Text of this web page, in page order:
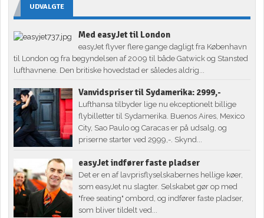
UDVALGTE
Med easyJet til London
easyJet flyver flere gange dagligt fra København
til London og fra begyndelsen af 2009 til både Gatwick og Stansted
lufthavnene. Den britiske hovedstad er således aldrig...
Vanvidspriser til Sydamerika: 2999,-
Lufthansa tilbyder lige nu ekceptionelt billige
flybilletter til Sydamerika. Buenos Aires, Mexico
City, Sao Paulo og Caracas er på udsalg, og
priserne starter ved 2999,-. Skynd...
easyJet indfører faste pladser
Det er en af lavprisflyselskabernes hellige køer,
som easyJet nu slagter. Selskabet gør op med
"free seating" ombord, og indfører faste pladser,
som bliver tildelt ved...